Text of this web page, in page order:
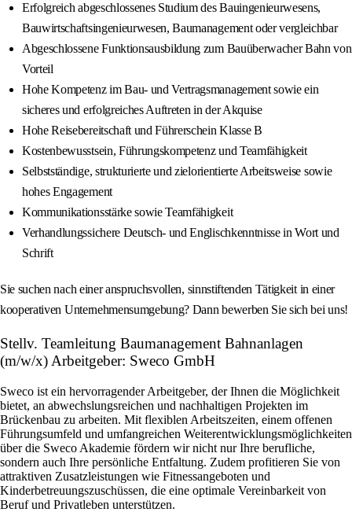
Erfolgreich abgeschlossenes Studium des Bauingenieurwesens,
Bauwirtschaftsingenieurwesen, Baumanagement oder vergleichbar
Abgeschlossene Funktionsausbildung zum Bauüberwacher Bahn von
Vorteil
Hohe Kompetenz im Bau- und Vertragsmanagement sowie ein
sicheres und erfolgreiches Auftreten in der Akquise
Hohe Reisebereitschaft und Führerschein Klasse B
Kostenbewusstsein, Führungskompetenz und Teamfähigkeit
Selbstständige, strukturierte und zielorientierte Arbeitsweise sowie
hohes Engagement
Kommunikationsstärke sowie Teamfähigkeit
Verhandlungssichere Deutsch- und Englischkenntnisse in Wort und
Schrift
Sie suchen nach einer anspruchsvollen, sinnstiftenden Tätigkeit in einer
kooperativen Unternehmensumgebung? Dann bewerben Sie sich bei uns!
Stellv. Teamleitung Baumanagement Bahnanlagen
(m/w/x) Arbeitgeber: Sweco GmbH
Sweco ist ein hervorragender Arbeitgeber, der Ihnen die Möglichkeit
bietet, an abwechslungsreichen und nachhaltigen Projekten im
Brückenbau zu arbeiten. Mit flexiblen Arbeitszeiten, einem offenen
Führungsumfeld und umfangreichen Weiterentwicklungsmöglichkeiten
über die Sweco Akademie fördern wir nicht nur Ihre berufliche,
sondern auch Ihre persönliche Entfaltung. Zudem profitieren Sie von
attraktiven Zusatzleistungen wie Fitnessangeboten und
Kinderbetreuungszuschüssen, die eine optimale Vereinbarkeit von
Beruf und Privatleben unterstützen.